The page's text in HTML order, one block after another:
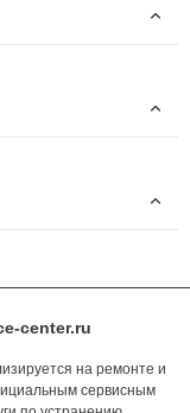
center.ru
на ремонте и
сервисным